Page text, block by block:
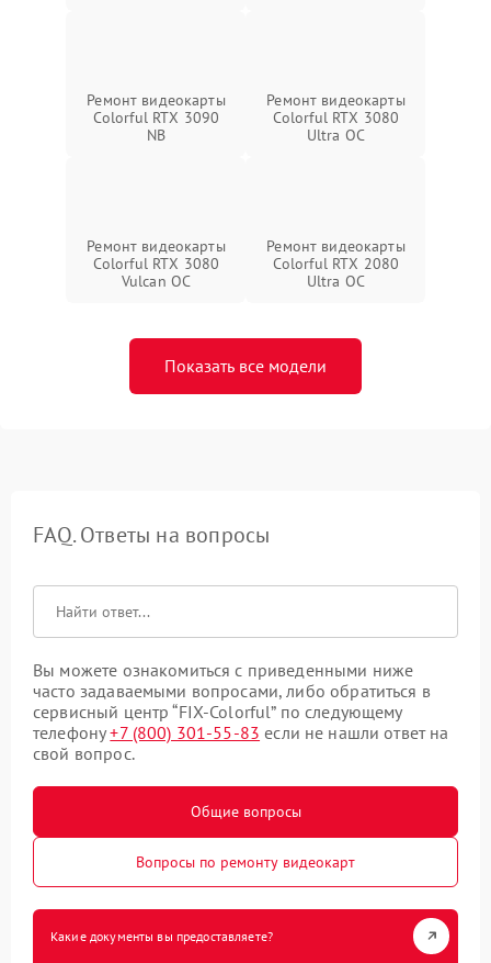
Ремонт видеокарты
Colorful RTX 3090
NB
Ремонт видеокарты
Colorful RTX 3080
Ultra OC
Ремонт видеокарты
Colorful RTX 3080
Vulcan OC
Ремонт видеокарты
Colorful RTX 2080
Ultra OC
Показать все модели
FAQ. Ответы на вопросы
Вы можете ознакомиться с приведенными ниже
часто задаваемыми вопросами, либо обратиться в
сервисный центр “FIX-Colorful” по следующему
телефону+7 (800) 301-55-83 если не нашли ответ на
свой вопрос.
Общие вопросы
Вопросы по ремонту видеокарт
Какие документы вы предоставляете?